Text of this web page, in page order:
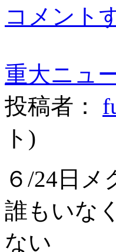
コメント
重大ニュ
投稿者：
ト )
６/24日メ
誰もいな
ない